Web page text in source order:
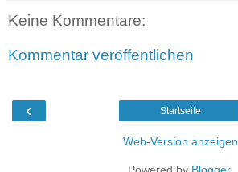
Keine Kommentare:
Kommentar veröffentlichen
‹ Startseite
Web-Version anzeigen
Powered by Blogger.